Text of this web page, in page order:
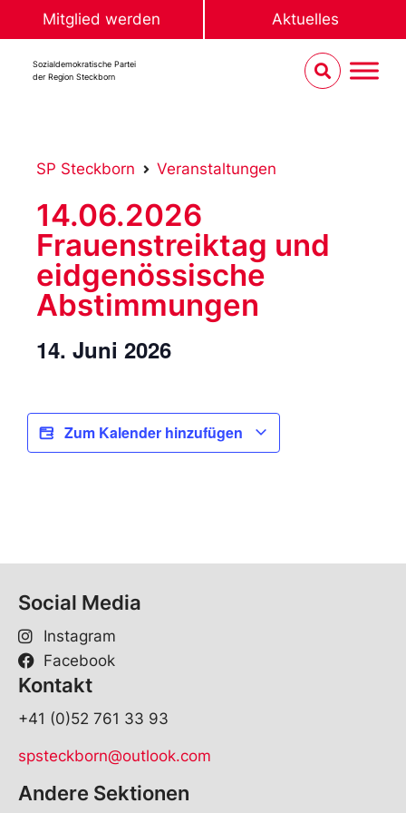
Mitglied werden Aktuelles
Sozialdemokratische Partei
der Region Steckborn
SP Steckborn Veranstaltungen
14.06.2026
Frauenstreiktag und
eidgenössische
Abstimmungen
14. Juni 2026
Zum Kalender hinzufügen
Social Media
Instagram
Facebook
Kontakt
+41 (0)52 761 33 93
spsteckborn@outlook.com
Andere Sektionen